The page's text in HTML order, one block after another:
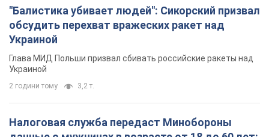
"Балистика убивает людей": Сикорский призвал
обсудить перехват вражеских ракет над
Украиной
Глава МИД Польши призвал сбивать российские ракеты над
Украиной
2 години тому 3,2 т.
Налоговая служба передаст Минобороны